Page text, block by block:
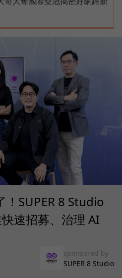
SUPER 8 Studio
速招募、治理 AI
sponsored by
SUPER 8 Studio